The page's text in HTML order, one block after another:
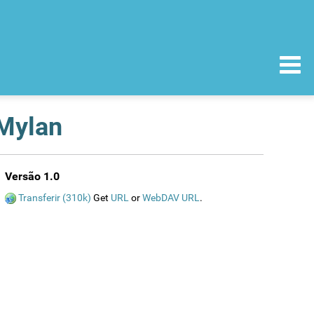
Versão 1.0
Transferir (310k) Get URL orWebDAV URL .